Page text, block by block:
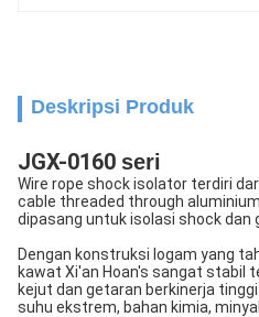
Deskripsi Produk
JGX-0160 seri
Wire rope shock isolator terdiri
cable threaded through
dipasang untuk isolasi shock dan
Dengan konstruksi logam yang
kawat Xi'an Hoan's sangat stabil
kejut dan getaran berkinerja
suhu ekstrem, bahan kimia,